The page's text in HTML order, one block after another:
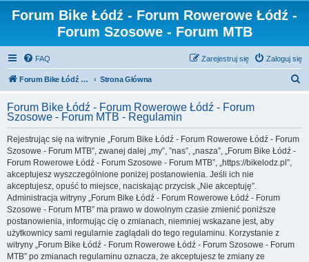
Forum Bike Łódź - Forum Rowerowe Łódź -
Forum Szosowe - Forum MTB
FAQ Zaloguj się
Zarejestruj się
Forum Bike Łódź - Forum Rowerowe Łódź - Forum Szosowe - Forum MTB Strona Główna
k
Forum Bike Łódź - Forum Rowerowe Łódź - Forum
Szosowe - Forum MTB - Regulamin
Rejestrując się na witrynie „Forum Bike Łódź - Forum Rowerowe Łódź - Forum
Szosowe - Forum MTB”, zwanej dalej „my”, ”nas”, „nasza”, „Forum Bike Łódź -
Forum Rowerowe Łódź - Forum Szosowe - Forum MTB”, „https://bikelodz.pl”,
akceptujesz wyszczególnione poniżej postanowienia. Jeśli ich nie
akceptujesz, opuść to miejsce, naciskając przycisk „Nie akceptuję”.
Administracja witryny „Forum Bike Łódź - Forum Rowerowe Łódź - Forum
Szosowe - Forum MTB” ma prawo w dowolnym czasie zmienić poniższe
postanowienia, informując cię o zmianach, niemniej wskazane jest, aby
użytkownicy sami regularnie zaglądali do tego regulaminu. Korzystanie z
witryny „Forum Bike Łódź - Forum Rowerowe Łódź - Forum Szosowe - Forum
MTB” po zmianach regulaminu oznacza, że akceptujesz te zmiany ze